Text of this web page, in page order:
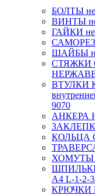
БОЛТЫ
ВИНТЫ
ГАЙКИ
ШАЙБЫ
СТЯЖКИ
ВТУЛКИ
9070
АНКЕРА
КОЛЬЦА
ХОМУТЫ
А4 L-1-2-
КРЮЧКИ